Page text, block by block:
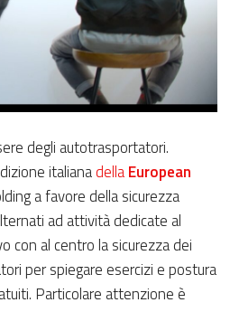
degli autotrasportatori.
italianadellaEuropean
a favore della sicurezza
ad attività dedicate al
al centro la sicurezza dei
per spiegare esercizi e postura
Particolare attenzione è